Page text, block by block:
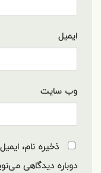
ایمیل
وب‌ سایت
ذخیره نام،
دوباره دیدگاهی